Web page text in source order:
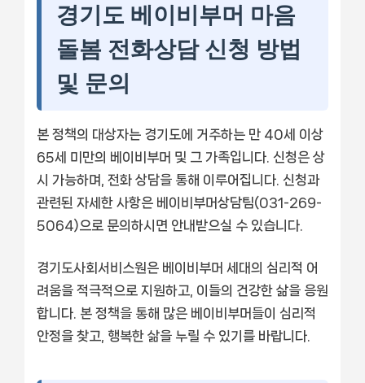
경기도 베이비부머 마음
돌봄 전화상담 신청 방법
및 문의
본 정책의 대상자는 경기도에 거주하는 만 40세 이상
65세 미만의 베이비부머 및 그 가족입니다. 신청은 상
시 가능하며, 전화 상담을 통해 이루어집니다. 신청과
관련된 자세한 사항은 베이비부머상담팀(031-269-
5064)으로 문의하시면 안내받으실 수 있습니다.
경기도사회서비스원은 베이비부머 세대의 심리적 어
려움을 적극적으로 지원하고, 이들의 건강한 삶을 응원
합니다. 본 정책을 통해 많은 베이비부머들이 심리적
안정을 찾고, 행복한 삶을 누릴 수 있기를 바랍니다.